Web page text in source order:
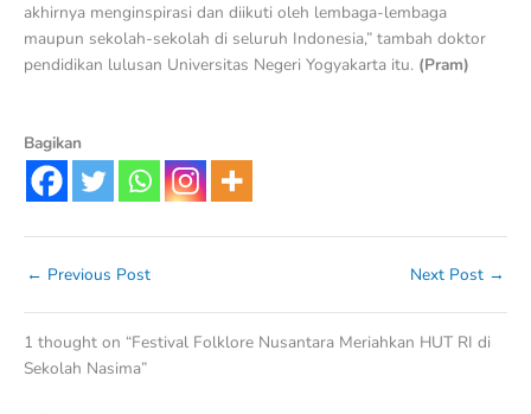
akhirnya menginspirasi dan diikuti oleh lembaga-lembaga
maupun sekolah-sekolah di seluruh Indonesia,” tambah doktor
pendidikan lulusan Universitas Negeri Yogyakarta itu. (Pram)
Bagikan
← Previous Post Next Post →
1 thought on “Festival Folklore Nusantara Meriahkan HUT RI di
Sekolah Nasima”